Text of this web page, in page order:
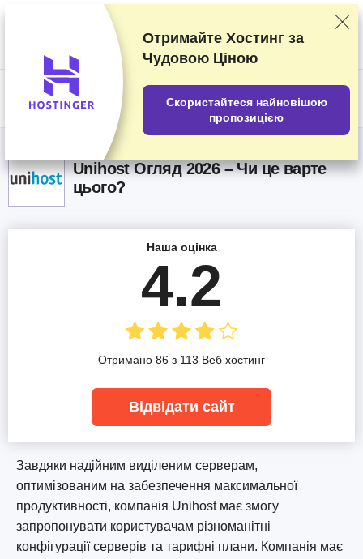
Наші оцінки постачальників послуг засновані на результатах
ретельних тестувань та досліджень, але ми беремо до уваги також і
ваші відгуки та комерційні угоди, укладені з окремими
постачальниками послуг. Ця сторінка містить партнерські
посилання.
Розкриття інформації про рекламодавців
US$
Unihost Огляд 2026 – Чи це варте
цього?
Завдяки надійним виділеним серверам,
оптимізованим на забезпечення максимальної
продуктивності, компанія Unihost має змогу
запропонувати користувачам різноманітні
конфігурації серверів та тарифні плани. Компанія має
Наша оцінка
4.2
Отримано 86 з 113 Веб хостинг
Відвідати сайт
Отримайте Хостинг за
Чудовою Ціною
Скористайтеся найновішою
пропозицією